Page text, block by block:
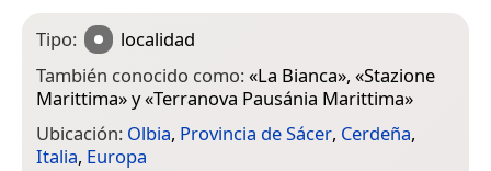
Tipo:
localidad
También conocido como:«La Bianca», «Stazione
Marittima» y «Terranova Pausánia Marittima»
Ubicación: Olbia, Provincia de Sácer, Cerdeña,
Italia, Europa